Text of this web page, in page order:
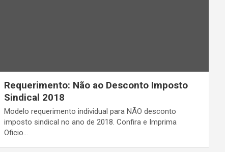
Requerimento: Não ao Desconto Imposto
Sindical 2018
Modelo requerimento individual para NÃO desconto
imposto sindical no ano de 2018. Confira e Imprima
Oficio…